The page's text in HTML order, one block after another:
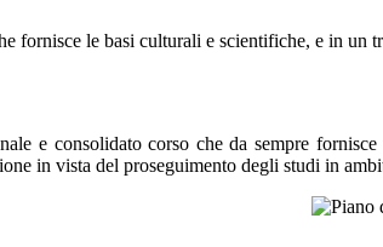
fornisce le basi culturali e scientifiche, e in un
e consolidato corso che da sempre
in vista del proseguimento degli studi in